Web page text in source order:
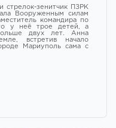
стрелок-зенитчик ПЗРК
Вооруженным силам
командира по
у неё трое детей, а
двух лет. Анна
встретив начало
Мариуполь сама с